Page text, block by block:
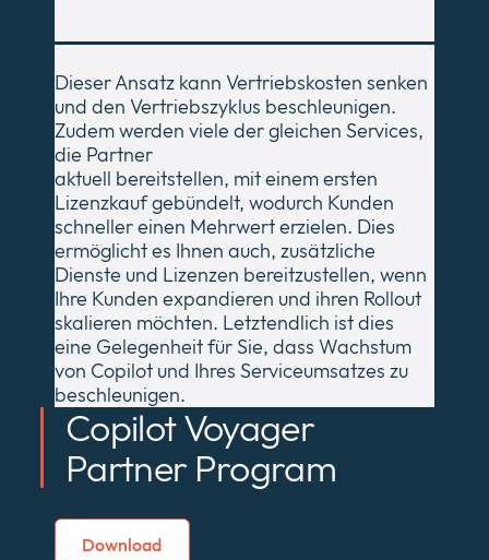
Dieser Ansatz kann Vertriebskosten senken
und den Vertriebszyklus beschleunigen.
Zudem werden viele der gleichen Services,
die Partner
aktuell bereitstellen, mit einem ersten
Lizenzkauf gebündelt, wodurch Kunden
schneller einen Mehrwert erzielen. Dies
ermöglicht es Ihnen auch, zusätzliche
Dienste und Lizenzen bereitzustellen, wenn
Ihre Kunden expandieren und ihren Rollout
skalieren möchten. Letztendlich ist dies
eine Gelegenheit für Sie, dass Wachstum
von Copilot und Ihres Serviceumsatzes zu
beschleunigen.
Copilot Voyager
Partner Program
Download